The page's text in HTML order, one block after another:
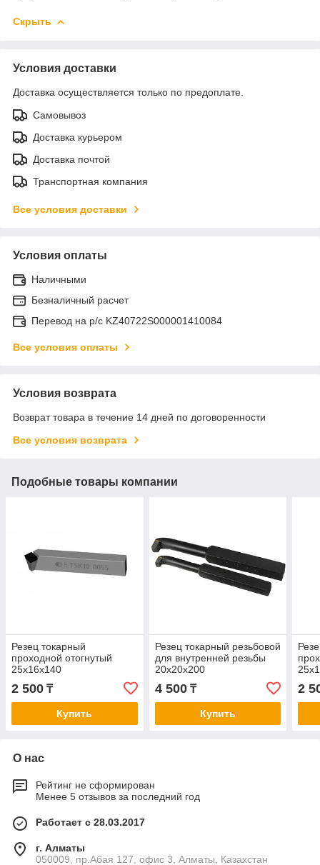
Скрыть
Условия доставки
Доставка осуществляется только по предоплате.
Самовывоз
Доставка курьером
Доставка почтой
Транспортная компания
Все условия доставки
Условия оплаты
Наличными
Безналичный расчет
Перевод на р/с KZ40722S000001410084
Все условия оплаты
Условия возврата
Возврат товара в течение 14 дней по договоренности
Все условия возврата
Подобные товары компании
Резец токарный
проходной отогнутый
25х16х140
2 500 ₸
Купить
Резец токарный резьбовой
для внутренней резьбы
20х20х200
4 500₸
Купить
2
О нас
Рейтинг не сформирован
Менее 5 отзывов за последний год
Работает с 28.03.2017
г. Алматы
050009, пр.Абая 127, офис 3, Алматы, Казахстан